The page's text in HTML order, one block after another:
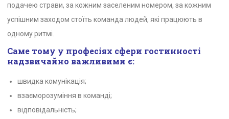
подачею страви, за кожним заселеним номером, за кожним
успішним заходом стоїть команда людей, які працюють в
одному ритмі.
Саме тому у професіях сфери гостинності
надзвичайно важливими є:
швидка комунікація;
взаєморозуміння в команді;
відповідальність;